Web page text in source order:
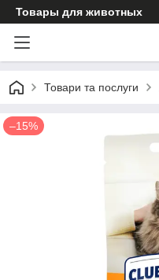
Товары для животных
Товари та послуги
–15%